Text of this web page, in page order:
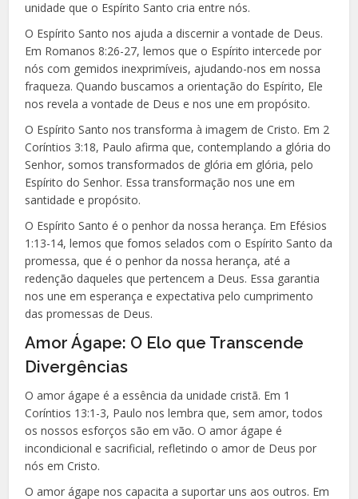
unidade que o Espírito Santo cria entre nós.
O Espírito Santo nos ajuda a discernir a vontade de Deus.
Em Romanos 8:26-27, lemos que o Espírito intercede por
nós com gemidos inexprimíveis, ajudando-nos em nossa
fraqueza. Quando buscamos a orientação do Espírito, Ele
nos revela a vontade de Deus e nos une em propósito.
O Espírito Santo nos transforma à imagem de Cristo. Em 2
Coríntios 3:18, Paulo afirma que, contemplando a glória do
Senhor, somos transformados de glória em glória, pelo
Espírito do Senhor. Essa transformação nos une em
santidade e propósito.
O Espírito Santo é o penhor da nossa herança. Em Efésios
1:13-14, lemos que fomos selados com o Espírito Santo da
promessa, que é o penhor da nossa herança, até a
redenção daqueles que pertencem a Deus. Essa garantia
nos une em esperança e expectativa pelo cumprimento
das promessas de Deus.
Amor Ágape: O Elo que Transcende
Divergências
O amor ágape é a essência da unidade cristã. Em 1
Coríntios 13:1-3, Paulo nos lembra que, sem amor, todos
os nossos esforços são em vão. O amor ágape é
incondicional e sacrificial, refletindo o amor de Deus por
nós em Cristo.
O amor ágape nos capacita a suportar uns aos outros. Em